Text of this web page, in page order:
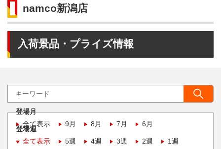
namco新潟店
入荷景品・プライズ情報
登場月
全て表示
9月 8月 7月 6月
登場週
全て表示
5週 4週 3週 2週 1週